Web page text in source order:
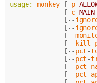
usage: monkey [-p
[-c
[--
[--
[--
[-- kill -
[--pct-
[--pct-
[--pct-
[--pct-